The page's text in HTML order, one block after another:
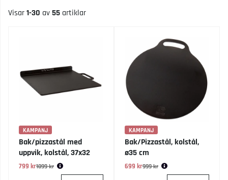
Visar1-30 av55 artiklar
KAMPANJ
Bak/pizzastål med
uppvik, kolstål, 37x32
799 kr
Ordinarie pris:
1099 kr
KAMPANJ
Bak/Pizzastål, kolstål,
ø35 cm
699 kr
Ordinarie pris:
999 kr